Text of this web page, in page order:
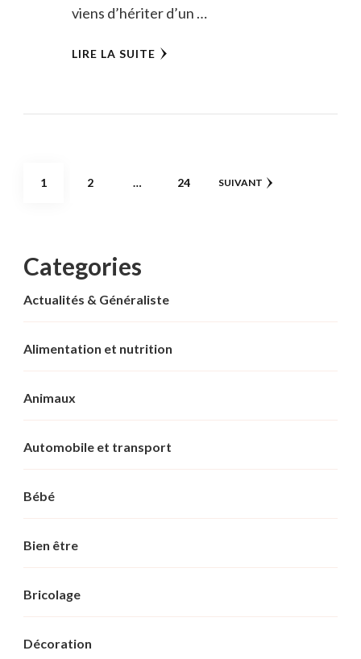
viens d’hériter d’un …
LIRE LA SUITE
Pagination
PAGE
1 PAGE
2 … PAGE
24 SUIVANT
Categories
Actualités & Généraliste
Alimentation et nutrition
Animaux
Automobile et transport
Bébé
Bien être
Bricolage
Décoration